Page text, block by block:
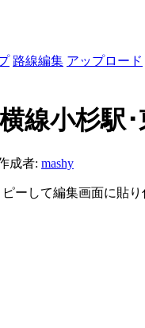
路線編集 アップロード
線小杉駅
成者: mashy
ーして編集画面に貼り